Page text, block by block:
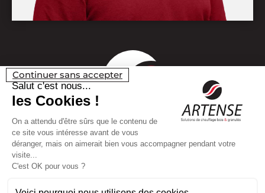
Continuer sans accepter
Salut c'est nous...
les Cookies !
On a attendu d'être sûrs que le contenu de
ce site vous intéresse avant de vous
déranger, mais on aimerait bien vous accompagner pendant votre
visite...
C'est OK pour vous ?